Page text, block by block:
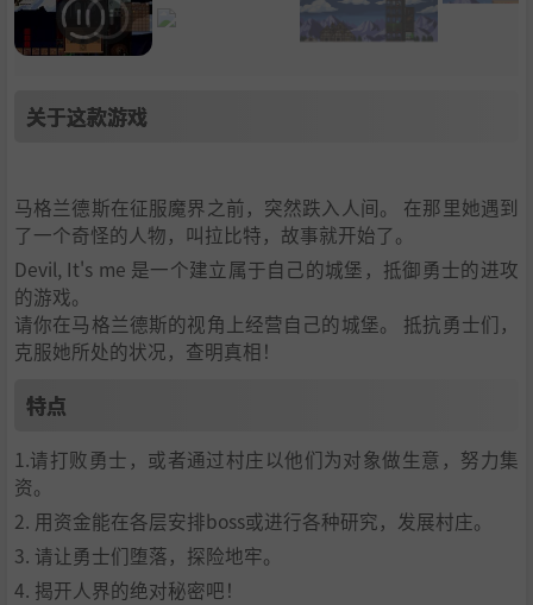
关于这款游戏
马格兰德斯在征服魔界之前，突然跌入人间。 在那里她遇到
了一个奇怪的人物，叫拉比特，故事就开始了。
Devil, It's me 是一个建立属于自己的城堡，抵御勇士的进攻
的游戏。
请你在马格兰德斯的视角上经营自己的城堡。 抵抗勇士们，
克服她所处的状况，查明真相！
特点
1.请打败勇士，或者通过村庄以他们为对象做生意，努力集
资。
2. 用资金能在各层安排boss或进行各种研究，发展村庄。
3. 请让勇士们堕落，探险地牢。
4. 揭开人界的绝对秘密吧！